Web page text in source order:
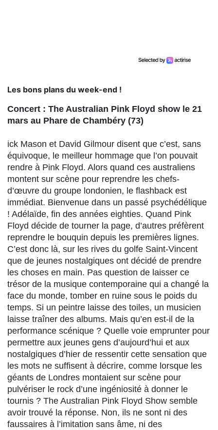
Les bons plans du week-end !
Concert : The Australian Pink Floyd show le 21
mars au Phare de Chambéry (73)
ick Mason et David Gilmour disent que c’est, sans
équivoque, le meilleur hommage que l’on pouvait
rendre à Pink Floyd. Alors quand ces australiens
montent sur scène pour reprendre les chefs-
d’œuvre du groupe londonien, le flashback est
immédiat. Bienvenue dans un passé psychédélique
! Adélaïde, fin des années eighties. Quand Pink
Floyd décide de tourner la page, d’autres préfèrent
reprendre le bouquin depuis les premières lignes.
C’est donc là, sur les rives du golfe Saint-Vincent
que de jeunes nostalgiques ont décidé de prendre
les choses en main. Pas question de laisser ce
trésor de la musique contemporaine qui a changé la
face du monde, tomber en ruine sous le poids du
temps. Si un peintre laisse des toiles, un musicien
laisse traîner des albums. Mais qu’en est-il de la
performance scénique ? Quelle voie emprunter pour
permettre aux jeunes gens d’aujourd’hui et aux
nostalgiques d’hier de ressentir cette sensation que
les mots ne suffisent à décrire, comme lorsque les
géants de Londres montaient sur scène pour
pulvériser le rock d’une ingéniosité à donner le
tournis ? The Australian Pink Floyd Show semble
avoir trouvé la réponse. Non, ils ne sont ni des
faussaires à l’imitation sans âme, ni des